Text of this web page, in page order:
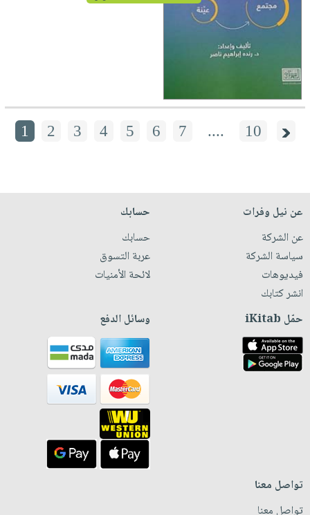
1 2 3 4 5 6 7 .... 10
عن نيل وفرات
عن الشركة
سياسة الشركة
فيديوهات
انشر كتابك
حسابك
حسابك
عربة التسوق
لائحة الأمنيات
حمّل iKitab وسائل الدفع
تواصل معنا
تواصل معنا